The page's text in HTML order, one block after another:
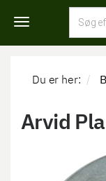
Toggle
navigation
Du er her:
Arvid